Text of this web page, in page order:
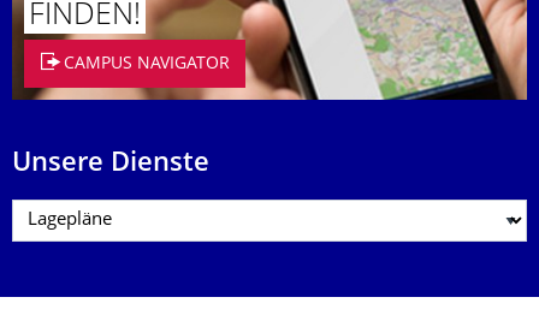
FINDEN!
CAMPUS NAVIGATOR
Unsere Dienste